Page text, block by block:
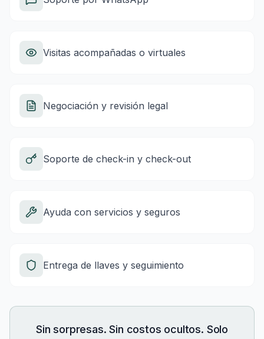
Visitas acompañadas o virtuales
Negociación y revisión legal
Soporte de check-in y check-out
Ayuda con servicios y seguros
Entrega de llaves y seguimiento
Sin sorpresas. Sin costos ocultos. Solo